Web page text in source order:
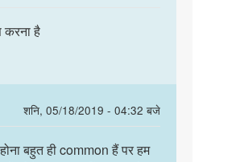
to
Hum
apki
kya
by
है
शनि, 05/18/2019 - 04:32 बजे
बहुत ही common हैं पर हम